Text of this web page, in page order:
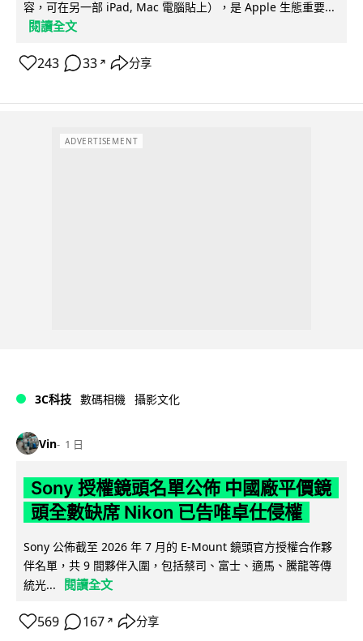
容，可在另一部 iPad, Mac 電腦貼上），是 Apple 生態重要...
閱讀全文
243 33 ↗ 分享
ADVERTISEMENT
3C科技 數碼相機 攝影文化
Vin 1 日
Sony 授權鏡頭名單公佈 中國廠平價鏡
頭全數缺席 Nikon 已告唯卓仕侵權
Sony 公佈截至 2026 年 7 月的 E-Mount 鏡頭官方授權合作夥
伴名單，共 9 間夥伴入圍，包括蔡司、富士、適馬、騰龍等傳
統光...
閱讀全文
569 167 ↗ 分享